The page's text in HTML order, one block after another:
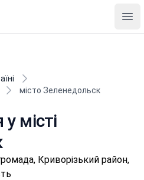
місто Зеленедольск
місті
Криворізький район,